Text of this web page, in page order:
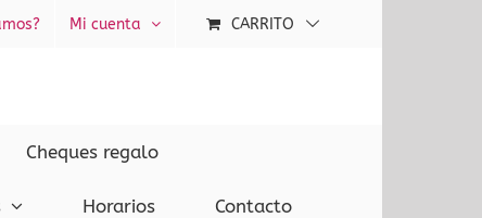
Mi cuenta CARRITO
Cheques regalo
Horarios Contacto